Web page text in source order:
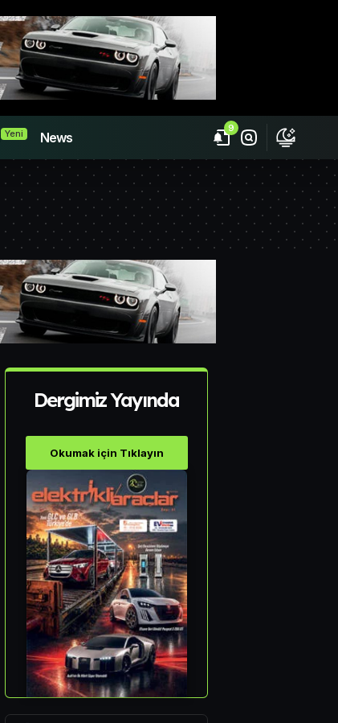
Yeni News
9
Dergimiz Yayında
Okumak için Tıklayın